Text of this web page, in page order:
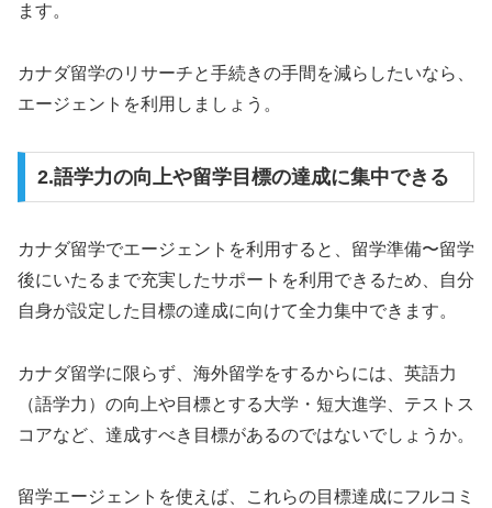
ます。
カナダ留学のリサーチと手続きの手間を減らしたいなら、
エージェントを利用しましょう。
2.語学力の向上や留学目標の達成に集中できる
カナダ留学でエージェントを利用すると、留学準備〜留学
後にいたるまで充実したサポートを利用できるため、自分
自身が設定した目標の達成に向けて全力集中できます。
カナダ留学に限らず、海外留学をするからには、英語力
（語学力）の向上や目標とする大学・短大進学、テストス
コアなど、達成すべき目標があるのではないでしょうか。
留学エージェントを使えば、これらの目標達成にフルコミ